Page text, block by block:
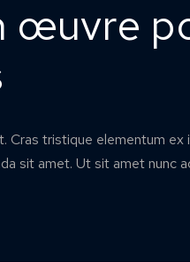
œuvre
Cras tristique elementum ex
sit amet. Ut sit amet nunc